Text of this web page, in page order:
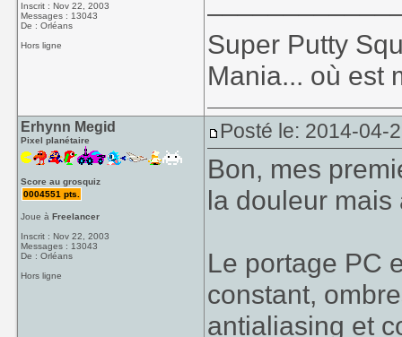
Inscrit : Nov 22, 2003
Messages : 13043
De : Orléans
Hors ligne
Super Putty
Mania... où est
Erhynn Megid
Pixel planétaire
Score au grosquiz
0004551 pts.
Joue àFreelancer
Inscrit : Nov 22, 2003
Messages : 13043
De : Orléans
Hors ligne
Posté le: 2014-04-
Bon, mes
la douleur
Le portage PC
constant,
antialiasing et